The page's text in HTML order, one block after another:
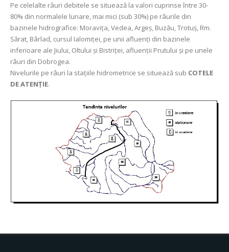
Pe celelalte râuri debitele se situează la valori cuprinse între 30-
80% din normalele lunare, mai mici (sub 30%) pe râurile din
bazinele hidrografice: Moravița, Vedea, Argeș, Buzău, Trotuș, Rm.
Sărat, Bârlad, cursul Ialomiței, pe unii afluenți din bazinele
inferioare ale Jiului, Oltului și Bistriței, afluenții Prutului și pe unele
râuri din Dobrogea.
Nivelurile pe râuri la stațiile hidrometrice se situează sub COTELE
DE ATENȚIE.